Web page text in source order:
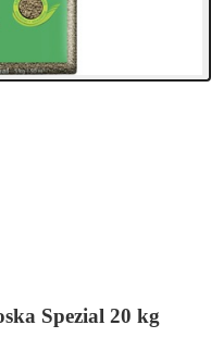
Spezial 20 kg